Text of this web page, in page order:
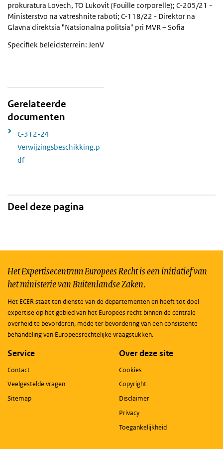
prokuratura Lovech, TO Lukovit (Fouille corporelle); C-205/21 -
Ministerstvo na vatreshnite raboti; C-118/22 - Direktor na
Glavna direktsia "Natsionalna politsia" pri MVR – Sofia
Specifiek beleidsterrein: JenV
Gerelateerde
documenten
C-312-24
Verwijzingsbeschikking.p
df
Deel deze pagina
Het Expertisecentrum Europees Recht is een initiatief van
het ministerie van Buitenlandse Zaken.
Het ECER staat ten dienste van de departementen en heeft tot doel
expertise op het gebied van het Europees recht binnen de centrale
overheid te bevorderen, mede ter bevordering van een consistente
behandeling van Europeesrechtelijke vraagstukken.
Service
Contact
Veelgestelde vragen
Sitemap
Over deze site
Cookies
Copyright
Disclaimer
Privacy
Toegankelijkheid